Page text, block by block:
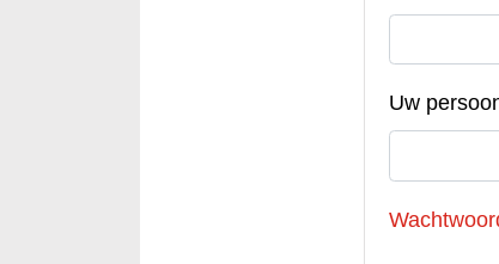
Uw